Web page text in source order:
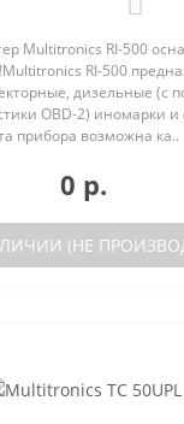
Multitronics RI-500
RI-500
дизельные (с
OBD-2) иномарки
прибора возможна ка..
0 р.
(НЕ